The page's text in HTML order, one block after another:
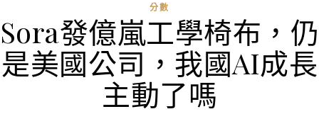
分數
Sora發億嵐工學椅布，仍
是美國公司，我國AI成長
主動了嗎